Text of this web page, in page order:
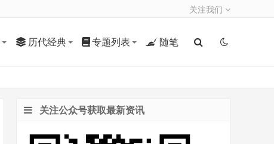
关注我们
历代经典 专题列表 随笔
关注公众号获取最新资讯